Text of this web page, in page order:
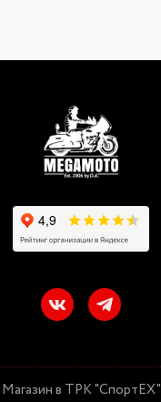
Магазин в ТРК "СпортЕХ"